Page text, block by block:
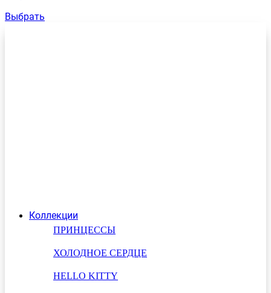
Коллекции
ПРИНЦЕССЫ
ХОЛОДНОЕ СЕРДЦЕ
HELLO KITTY
Выбрать